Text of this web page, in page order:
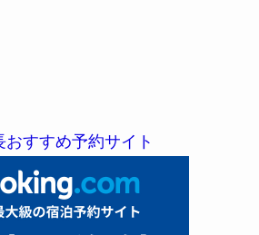
おすすめ予約サイト